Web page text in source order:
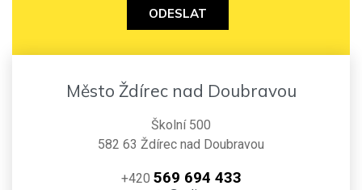
ODESLAT
Město Ždírec nad Doubravou
Školní 500
582 63 Ždírec nad Doubravou
+420 569 694 433